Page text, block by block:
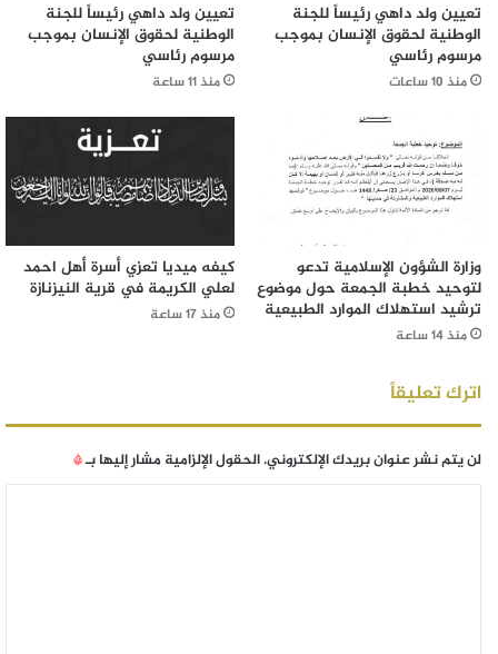
تعيين ولد داهي رئيساً للجنة
الوطنية لحقوق الإنسان بموجب
مرسوم رئاسي
منذ 10 ساعات
تعيين ولد داهي رئيساً للجنة
الوطنية لحقوق الإنسان بموجب
مرسوم رئاسي
منذ 11 ساعة
وزارة الشؤون الإسلامية تدعو
لتوحيد خطبة الجمعة حول موضوع
ترشيد استهلاك الموارد الطبيعية
منذ 14 ساعة
كيفه ميديا تعزي أسرة أهل احمد
لعلي الكريمة في قرية النيزنازة
منذ 17 ساعة
اترك تعليقاً
لن يتم نشر عنوان بريدك الإلكتروني.الحقول الإلزامية مشار إليها بـ*